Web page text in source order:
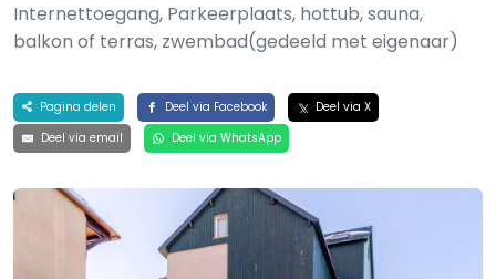
Internettoegang, Parkeerplaats, hottub, sauna,
balkon of terras, zwembad(gedeeld met eigenaar)
Pagina delen Deel via Facebook
Deel via X
Deel via email
Deel via WhatsApp